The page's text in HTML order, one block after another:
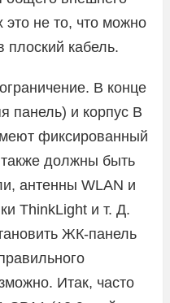
это не то, что можно
плоский кабель.
В конце
панель) и корпус B
фиксированный
должны быть
антенны WLAN и
ThinkLight и т. Д.
ЖК-панель
Итак, часто